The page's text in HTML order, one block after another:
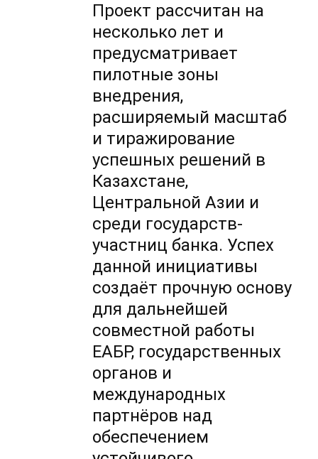
Проект рассчитан на
несколько лет и
предусматривает
пилотные зоны
внедрения,
расширяемый масштаб
и тиражирование
успешных решений в
Казахстане,
Центральной Азии и
среди государств-
участниц банка. Успех
данной инициативы
создаёт прочную основу
для дальнейшей
совместной работы
ЕАБР, государственных
органов и
международных
партнёров над
обеспечением